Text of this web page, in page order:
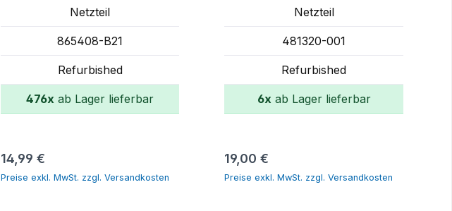
Netzteil
865408-B21
Refurbished
476x ab Lager lieferbar
Regulärer Preis:
14,99 €
Preise exkl. MwSt. zzgl. Versandkosten
Netzteil
481320-001
Refurbished
6x ab Lager lieferbar
Regulärer Preis:
19,00 €
Preise exkl. MwSt. zzgl. Versandkosten